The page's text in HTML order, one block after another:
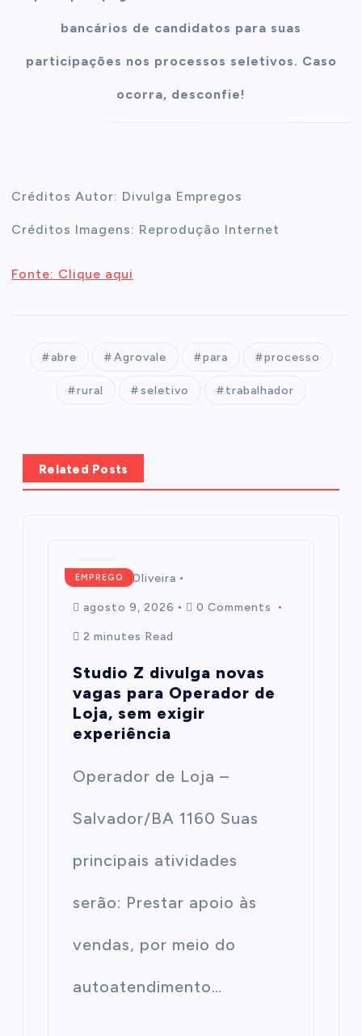
bancários de candidatos para suas
participações nos processos seletivos. Caso
ocorra, desconfie!
Créditos Autor: Divulga Empregos
Créditos Imagens: Reprodução Internet
Fonte: Clique aqui
abre Agrovale para processo
rural seletivo trabalhador
Related Posts
EMPREGO
Mairim de Oliveira
agosto 9, 2026 0 Comments
2 minutes Read
Studio Z divulga novas
vagas para Operador de
Loja, sem exigir
experiência
Operador de Loja –
Salvador/BA 1160 Suas
principais atividades
serão: Prestar apoio às
vendas, por meio do
autoatendimento…